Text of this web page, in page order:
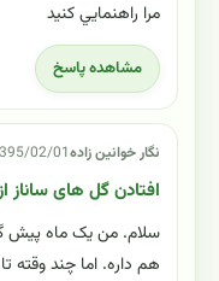
مرا راهنمايي كنيد
مشاهده پاسخ
نگار خوانين زاده02/01
افتادن گل های ساناز
سلام. من یک ماه پیش
هم داره. اما چند